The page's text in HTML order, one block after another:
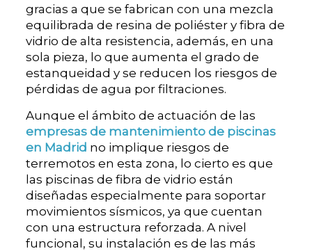
gracias a que se fabrican con una mezcla
equilibrada de resina de poliéster y fibra de
vidrio de alta resistencia, además, en una
sola pieza, lo que aumenta el grado de
estanqueidad y se reducen los riesgos de
pérdidas de agua por filtraciones.
Aunque el ámbito de actuación de las
empresas de mantenimiento de piscinas
en Madrid no implique riesgos de
terremotos en esta zona, lo cierto es que
las piscinas de fibra de vidrio están
diseñadas especialmente para soportar
movimientos sísmicos, ya que cuentan
con una estructura reforzada. A nivel
funcional, su instalación es de las más